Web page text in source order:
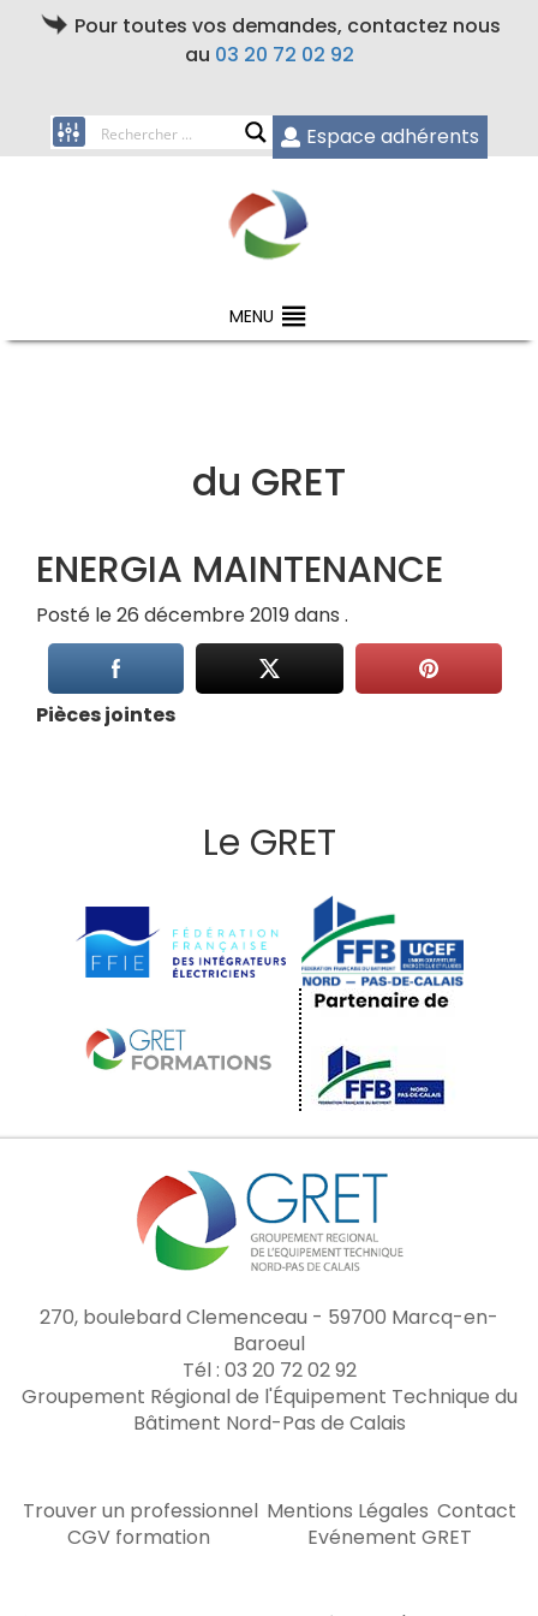
Pour toutes vos demandes, contactez nous
au 03 20 72 02 92
Espace adhérents
MENU
du GRET
ENERGIA MAINTENANCE
Posté le 26 décembre 2019 dans .
Pièces jointes
Le GRET
270, boulebard Clemenceau - 59700 Marcq-en-
Baroeul
Tél : 03 20 72 02 92
Groupement Régional de l'Équipement Technique du
Bâtiment Nord-Pas de Calais
Trouver un professionnel Mentions Légales Contact
CGV formation
Evénement GRET